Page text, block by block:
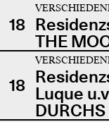
18
THE
18 Luque
DURCHS